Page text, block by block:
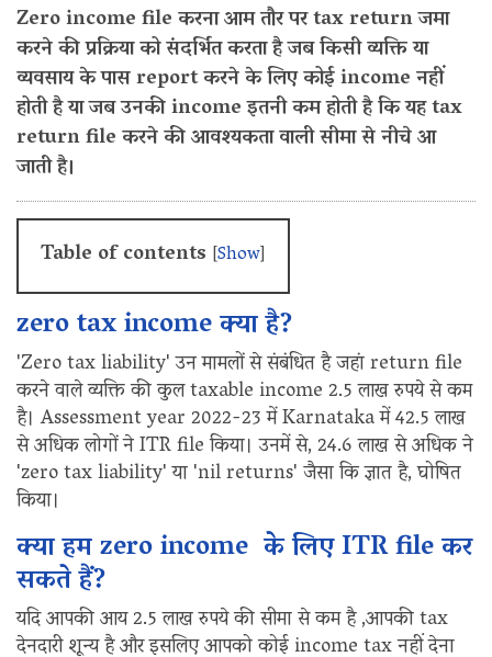
Zero income file करना आम तौर पर tax return जमा
करने की प्रक्रिया को संदर्भित करता है जब किसी व्यक्ति या
व्यवसाय के पास report करने के लिए कोई income नहीं
होती है या जब उनकी income इतनी कम होती है कि यह tax
return file करने की आवश्यकता वाली सीमा से नीचे आ
जाती है।
Table of contents [Show]
zero tax income क्या है?
'Zero tax liability' उन मामलों से संबंधित है जहां return file
करने वाले व्यक्ति की कुल taxable income 2.5 लाख रुपये से कम
है। Assessment year 2022-23 में Karnataka में 42.5 लाख
से अधिक लोगों ने ITR file किया। उनमें से, 24.6 लाख से अधिक ने
'zero tax liability' या 'nil returns' जैसा कि ज्ञात है, घोषित
किया।
क्या हम zero income के लिए ITR file कर
सकते हैं?
यदि आपकी आय 2.5 लाख रुपये की सीमा से कम है ,आपकी tax
देनदारी शून्य है और इसलिए आपको कोई income tax नहीं देना